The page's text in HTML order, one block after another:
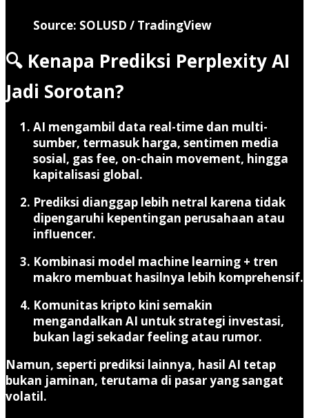
Source: SOLUSD / TradingView
🔍 Kenapa Prediksi Perplexity AI
Jadi Sorotan?
AI mengambil data real-time dan multi-
sumber, termasuk harga, sentimen media
sosial, gas fee, on-chain movement, hingga
kapitalisasi global.
Prediksi dianggap lebih netral karena tidak
dipengaruhi kepentingan perusahaan atau
influencer.
Kombinasi model machine learning + tren
makro membuat hasilnya lebih komprehensif.
Komunitas kripto kini semakin
mengandalkan AI untuk strategi investasi,
bukan lagi sekadar feeling atau rumor.
Namun, seperti prediksi lainnya, hasil AI tetap
bukan jaminan, terutama di pasar yang sangat
volatil.